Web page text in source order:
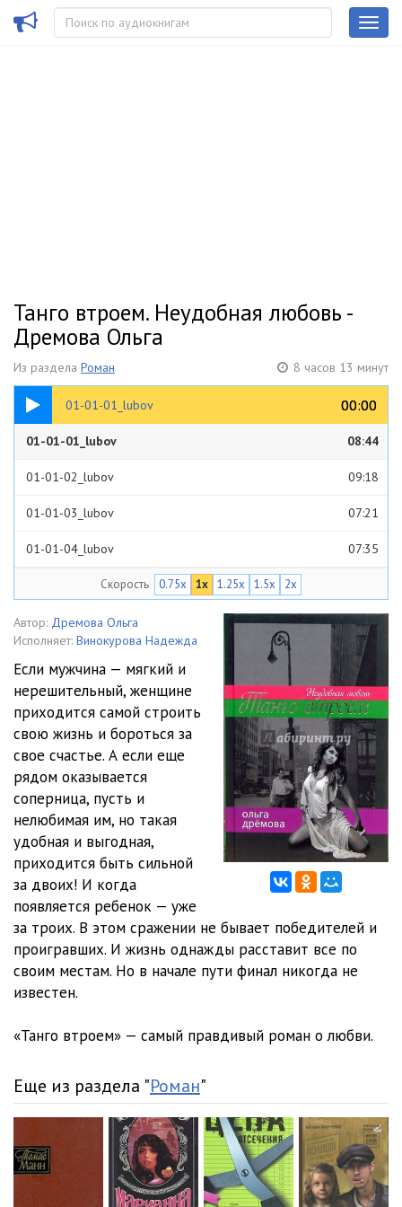
Танго втроем. Неудобная любовь -
Дремова Ольга
Из раздела Роман 8 часов 13 минут
01-01-01_lubov 00:00
00:00
08:44
01-01-01_lubov 08:44
01-01-02_lubov 09:18
01-01-03_lubov 07:21
01-01-04_lubov 07:35
01-01-05_lubov
01-01-06_lubov 06:43
09:43
01-01-08_lubov 05:16
01-02-01_lubov 07:22
01-02-02_lubov 06:45
01-02-03_lubov 06:56
01-02-04_lubov 06:54
01-02-05_lubov
01-02-06_lubov
01-02-07_lubov 06:44
01-02-08_lubov 07:11
01-03-02_lubov
08:45
01-03-04_lubov 09:44
01-03-05_lubov 06:45
Скорость 0.75x 1x 1.25x 1.5x 2x
Автор: Дремова Ольга
Исполняет: Винокурова Надежда
Если мужчина — мягкий и
нерешительный, женщине
приходится самой строить
свою жизнь и бороться за
свое счастье. А если еще
рядом оказывается
соперница, пусть и
нелюбимая им, но такая
удобная и выгодная,
приходится быть сильной
за двоих! И когда
появляется ребенок — уже
за троих. В этом сражении не бывает победителей и
проигравших. И жизнь однажды расставит все по
своим местам. Но в начале пути финал никогда не
известен.
«Танго втроем» — самый правдивый роман о любви.
Еще из раздела "Роман"